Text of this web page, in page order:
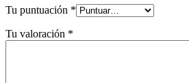
Tu puntuación *
Tu valoración *